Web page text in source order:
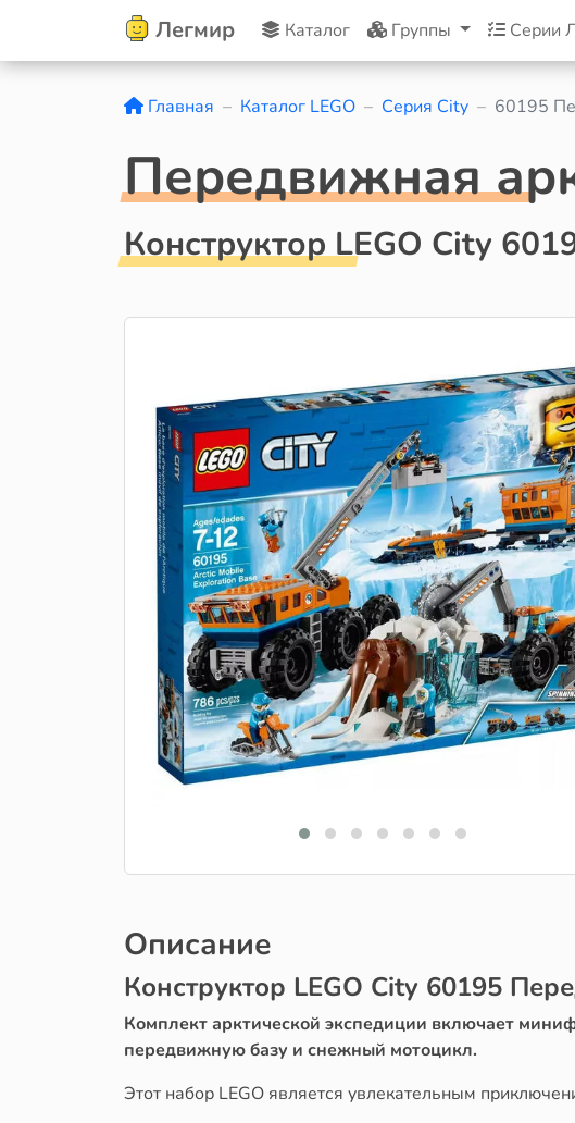
Легмир Каталог Группы Серии
Главная Каталог LEGO Серия City 60195
Передвижная
Конструктор LEGO City
Описание
Конструктор LEGO City 60195
Комплект арктической экспедиции включает
передвижную базу и снежный мотоцикл.
Этот набор LEGO является увлекательным